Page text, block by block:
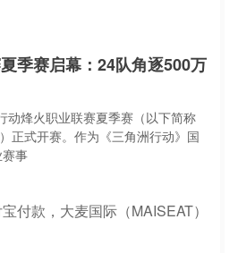
季赛启幕：24队角逐500万
动烽火职业联赛夏季赛（以下简称
正式开赛。作为《三角洲行动》国
事